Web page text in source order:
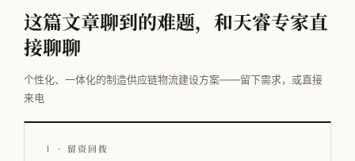
这篇文章聊到的难题，和天睿专家直
接聊聊
个性化、一体化的制造供应链物流建设方案——留下需求，或直接
来电
Ⅰ · 留资回拨